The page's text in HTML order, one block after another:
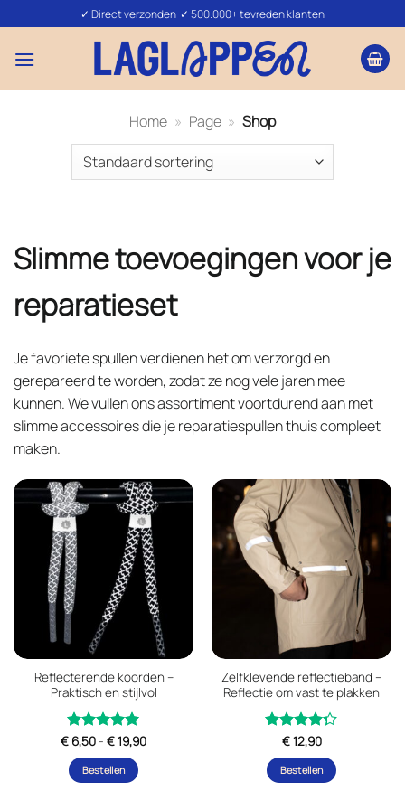
naar
inhoud
✓ Direct verzonden ✓ 500.000+ tevreden klanten
Home » Page » Shop
Slimme toevoegingen voor je
reparatieset
Je favoriete spullen verdienen het om verzorgd en
gerepareerd te worden, zodat ze nog vele jaren mee
kunnen. We vullen ons assortiment voortdurend aan met
slimme accessoires die je reparatiespullen thuis compleet
maken.
Reflecterende koorden –
Praktisch en stijlvol
Gewaardeerd
5uit 5
€ 6,50- €19,90Prijsklasse:
Bestellen
Zelfklevende reflectieband –
Reflectie om vast te plakken
Gewaardeerd
4.25uit
5
€12,90
Bestellen